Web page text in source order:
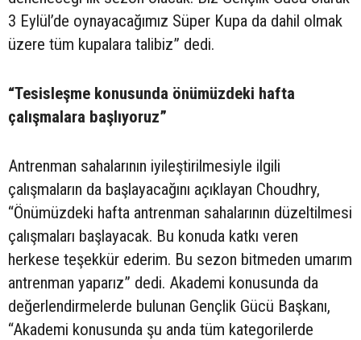
3 Eylül’de oynayacağımız Süper Kupa da dahil olmak
üzere tüm kupalara talibiz” dedi.
“Tesisleşme konusunda önümüzdeki hafta
çalışmalara başlıyoruz”
Antrenman sahalarının iyileştirilmesiyle ilgili
çalışmaların da başlayacağını açıklayan Choudhry,
“Önümüzdeki hafta antrenman sahalarının düzeltilmesi
çalışmaları başlayacak. Bu konuda katkı veren
herkese teşekkür ederim. Bu sezon bitmeden umarım
antrenman yaparız” dedi. Akademi konusunda da
değerlendirmelerde bulunan Gençlik Gücü Başkanı,
“Akademi konusunda şu anda tüm kategorilerde